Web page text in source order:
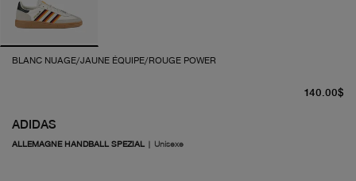
BLANC NUAGE/JAUNE ÉQUIPE/ROUGE POWER
ADIDAS
ALLEMAGNE HANDBALL SPEZIAL | Unisexe
140.00$